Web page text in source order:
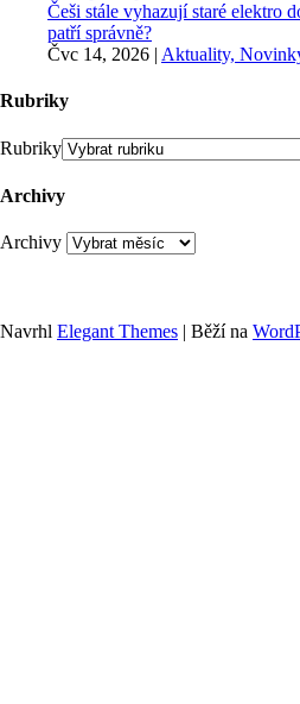
Češi stále vyhazují staré elektro
patří správně?
Čvc 14, 2026 | Aktuality,
Rubriky
Rubriky
Archivy
Archivy
Navrhl Elegant Themes | Běží na